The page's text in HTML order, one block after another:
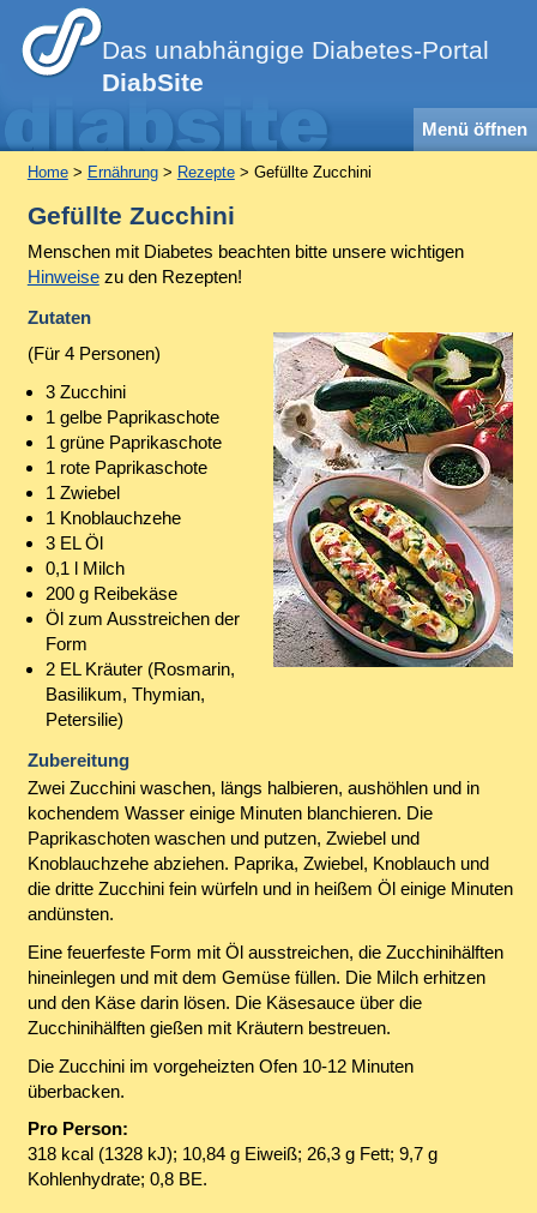
Das unabhängige Diabetes-Portal
DiabSite
Menü öffnen
Home> Ernährung> Rezepte> Gefüllte Zucchini
Gefüllte Zucchini
Menschen mit Diabetes beachten bitte unsere wichtigen
Hinweisezu den Rezepten!
Zutaten
(Für 4 Personen)
3 Zucchini
1 gelbe Paprikaschote
1 grüne Paprikaschote
1 rote Paprikaschote
1 Zwiebel
1 Knoblauchzehe
3 EL Öl
0,1 l Milch
200 g Reibekäse
Öl zum Ausstreichen der
Form
2 EL Kräuter (Rosmarin,
Basilikum, Thymian,
Petersilie)
Zubereitung
Zwei Zucchini waschen, längs halbieren, aushöhlen und in
kochendem Wasser einige Minuten blanchieren. Die
Paprikaschoten waschen und putzen, Zwiebel und
Knoblauchzehe abziehen. Paprika, Zwiebel, Knoblauch und
die dritte Zucchini fein würfeln und in heißem Öl einige Minuten
andünsten.
Eine feuerfeste Form mit Öl ausstreichen, die Zucchinihälften
hineinlegen und mit dem Gemüse füllen. Die Milch erhitzen
und den Käse darin lösen. Die Käsesauce über die
Zucchinihälften gießen mit Kräutern bestreuen.
Die Zucchini im vorgeheizten Ofen 10-12 Minuten
überbacken.
Pro Person:
318 kcal (1328 kJ); 10,84 g Eiweiß; 26,3 g Fett; 9,7 g
Kohlenhydrate; 0,8 BE.